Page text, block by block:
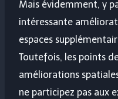
Mais évidemment, y
intéressante
espaces
Toutefois, les points
améliorations
ne participez pas aux